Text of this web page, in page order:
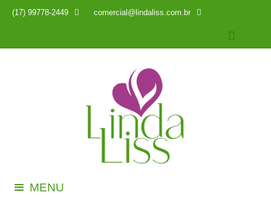
(17) 99778-2449  comercial@lindaliss.com.br

MENU